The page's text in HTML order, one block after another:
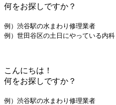
何をお探しですか？
例）渋谷駅の水まわり修理業者
例）世田谷区の土日にやっている内科
こんにちは！
何をお探しですか？
例）渋谷駅の水まわり修理業者